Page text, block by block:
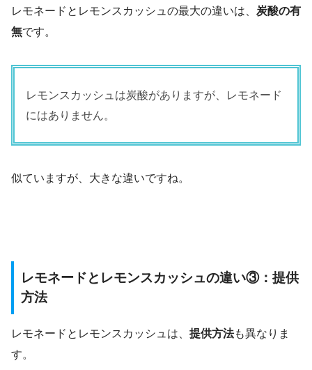
レモネードとレモンスカッシュの最大の違いは、 炭酸の有
無です。
レモンスカッシュは炭酸がありますが、レモネード
にはありません。
似ていますが、大きな違いですね。
レモネードとレモンスカッシュの違い③：提供
方法
レモネードとレモンスカッシュは、 提供方法も異なりま
す。